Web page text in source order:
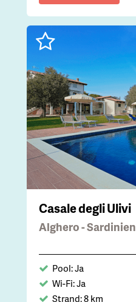
Casale degli Ulivi
Alghero - Sardinien
Pool: Ja
Wi-Fi: Ja
Strand: 8 km